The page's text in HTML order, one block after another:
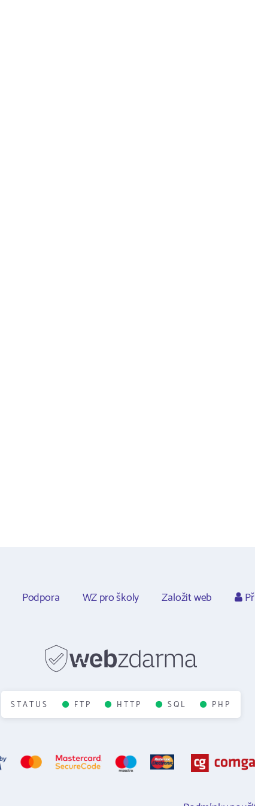
Podpora WZ pro školy Založit web
STATUS FTP HTTP SQL PHP